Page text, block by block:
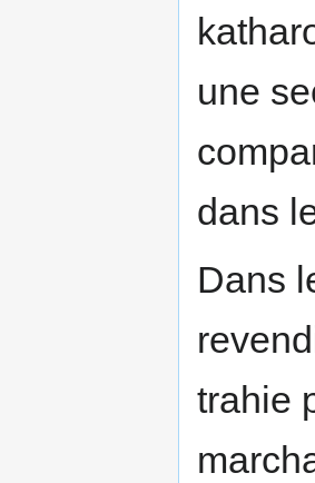
une
dans
Dans
trahie